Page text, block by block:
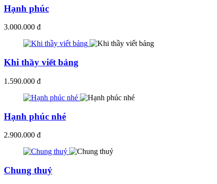
Hạnh phúc
3.000.000 đ
Khi thầy viết bảng
1.590.000 đ
Hạnh phúc nhé
2.900.000 đ
Chung thuỷ